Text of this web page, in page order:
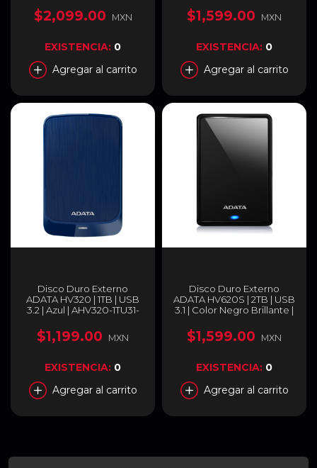
Portátil | Color Negro |
TPSEG2001T0C108
$2,099.00 MXN
EXISTENCIA: 0
Agregar al carrito
Polvo IP6X | Grado Militar |
Negro | AHD710P-2TU31-
$1,599.00 MXN
EXISTENCIA: 0
Agregar al carrito
Disco Duro Externo
ADATA HV320 | 1TB | USB
3.2 | Azul | AHV320-1TU31-
$1,199.00 MXN
EXISTENCIA: 0
Agregar al carrito
Disco Duro Externo
ADATA HV620S | 2TB | USB
3.1 | Color Negro Brillante |
$1,599.00 MXN
EXISTENCIA: 0
Agregar al carrito